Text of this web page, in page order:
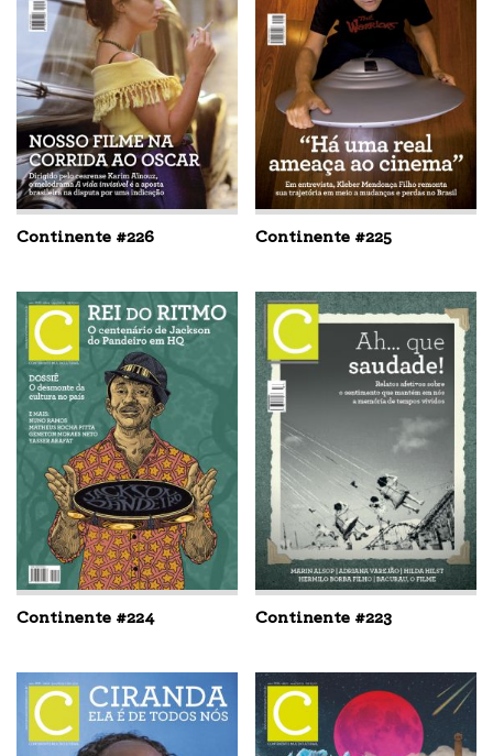
Continente #226 Continente #225
Continente #224 Continente #223